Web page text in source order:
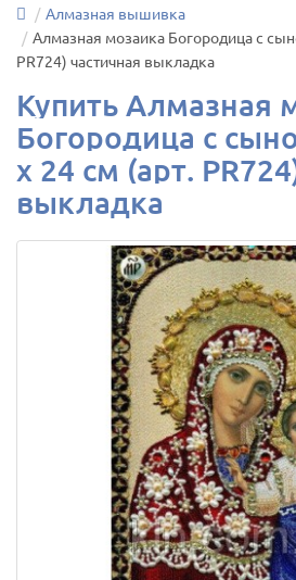
Алмазная вышивка
Алмазная мозаика Богородица с
PR724) частичная выкладка
Купить Алмазная
Богородица с
х 24 см (арт.
выкладка